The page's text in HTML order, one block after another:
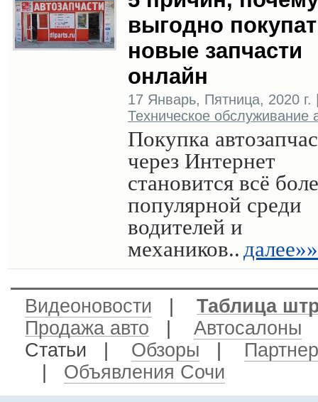
выгодно
новые запчасти
онлайн
17 Январь, Пятница, 2020 г.
Техническое обслуживание
Покупка
через Интернет
становится всё
популярной среди
водителей и
механиков.. далее»»
Видеоновости
Таблица
Продажа авто
Автосалоны
Статьи | Обзоры
Объявления Сочи